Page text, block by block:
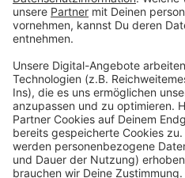
"Die CDU hat's genau
darauf antworten und
Durchschnitt 60 Jahre
nicht die Leute, die das
Ruprecht Polenz sprach sich
Politiker der älteren
jüngeren suchen. Dazu